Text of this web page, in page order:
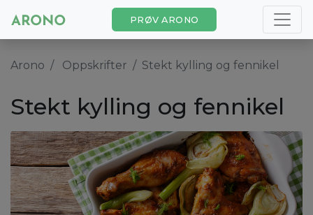
PRØV ARONO
Arono Oppskrifter Stekt kylling og fennikel
Stekt kylling og fennikel